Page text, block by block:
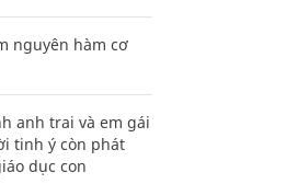
nguyên hàm cơ
anh trai và em gái
tinh ý còn phát
dục con